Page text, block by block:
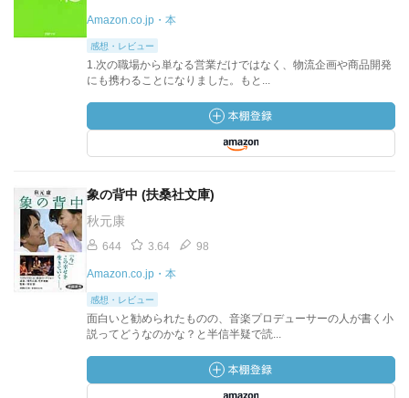
Amazon.co.jp・本
感想・レビュー
1.次の職場から単なる営業だけではなく、物流企画や商品開発
にも携わることになりました。もと...
象の背中 (扶桑社文庫)
秋元康
644 3.64 98
Amazon.co.jp・本
感想・レビュー
面白いと勧められたものの、音楽プロデューサーの人が書く小
説ってどうなのかな？と半信半疑で読...